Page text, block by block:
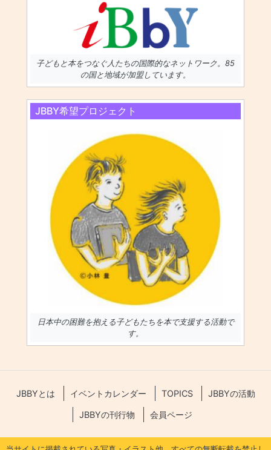
子どもと本をつなぐ人たちの国際的なネットワーク。85
の国と地域が加盟しています。
JBBY希望プロジェクト
日本中の困難を抱える子どもたちを本で支援する活動で
す。
JBBYとは イベントカレンダー TOPICS JBBYの活動
JBBYの刊行物 会員ページ